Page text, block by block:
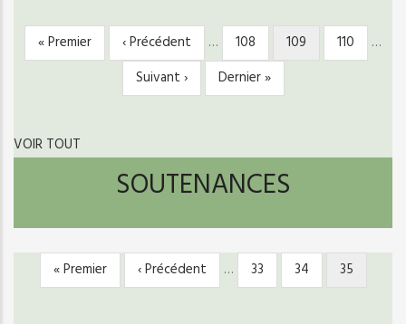
PAGINATION
Première
page
« Premier
Page
précédente
‹ Précédent … Page
108
Page
courante
109 Page
110
…
Page
suivante
Suivant ›
Dernière
page
Dernier »
VOIR TOUT
SOUTENANCES
PAGINATION
Première
page
« Premier
Page
précédente
‹ Précédent … Page
33 Page
34
Page
35